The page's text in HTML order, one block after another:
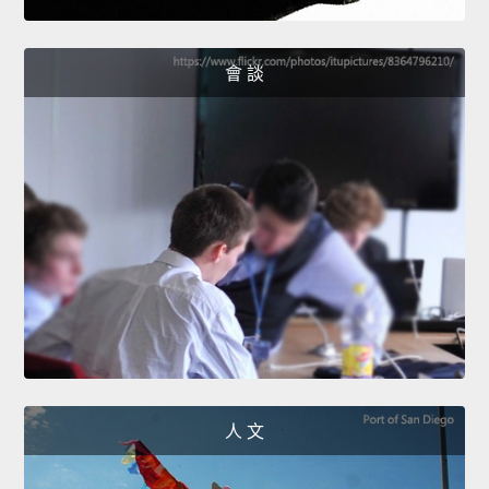
會 談
人 文